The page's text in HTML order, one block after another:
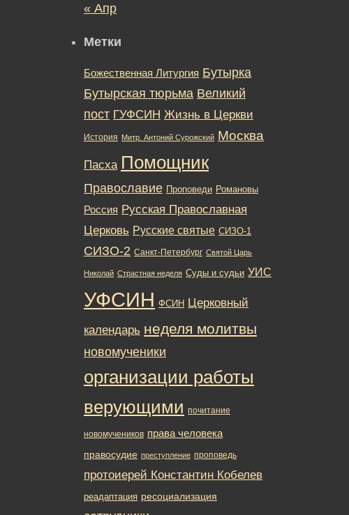
« Апр
Метки
Божественная Литургия Бутырка
Бутырская тюрьма Великий
пост ГУФСИН Жизнь в Церкви
История Митр. Антоний Сурожский Москва
Пасха Помощник
Православие Проповеди Романовы
Россия Русская Православная
Церковь Русские святые СИЗО-1
СИЗО-2 Санкт-Петербург Святой Царь
Николай Страстная неделя Суды и судьи УИС
УФСИН ФСИН Церковный
календарь неделя молитвы
новомученики
организации работы
верующими почитание
новомучеников права человека
правосудие преступление проповедь
протоиерей Константин Кобелев
реадаптация ресоциализация